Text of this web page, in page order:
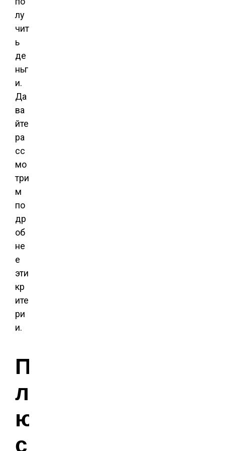
лу
чит
ь
де
ньг
и.
Да
ва
йте
ра
сс
мо
три
м
по
др
об
не
е
эти
кр
ите
ри
и.
П
л
ю
с